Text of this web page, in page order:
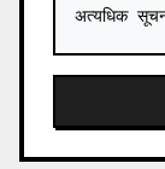
अत्यधिक